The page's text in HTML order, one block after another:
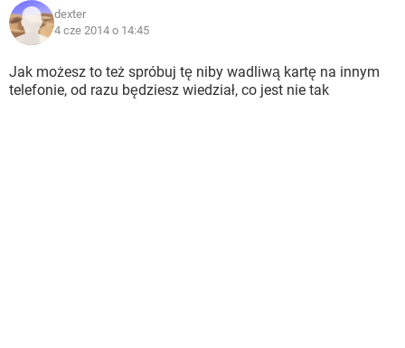
dexter
4 cze 2014 o 14:45
Jak możesz to też spróbuj tę niby wadliwą kartę na innym
telefonie, od razu będziesz wiedział, co jest nie tak